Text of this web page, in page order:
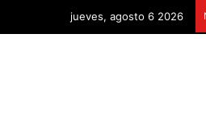
jueves, agosto 6 2026